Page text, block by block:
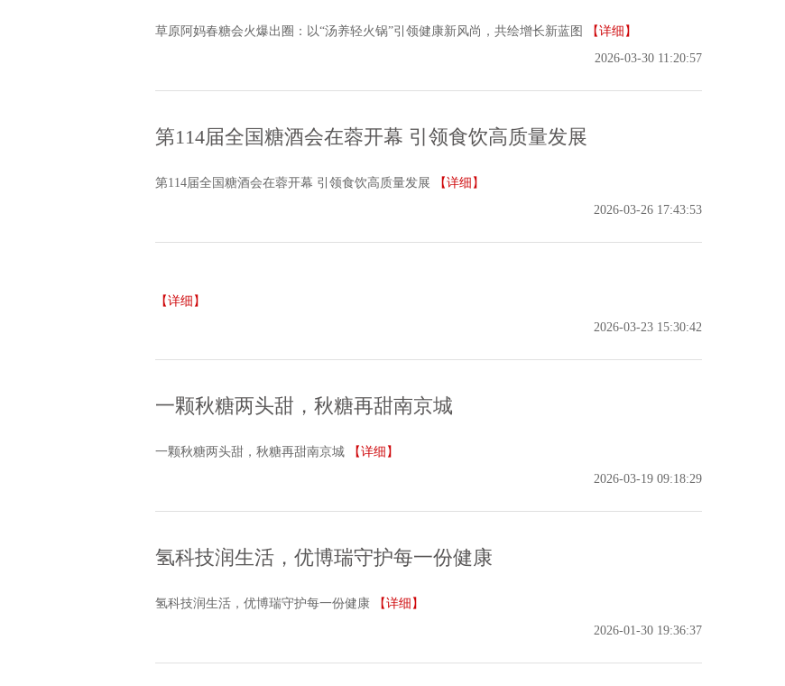
草原阿妈春糖会火爆出圈：以“汤养轻火锅”引领健康新风尚，共绘增长新蓝图
【详细】
2026-03-30 11:20:57
第114届全国糖酒会在蓉开幕 引领食饮高质量发展
第114届全国糖酒会在蓉开幕 引领食饮高质量发展
【详细】
2026-03-26 17:43:53
【详细】
2026-03-23 15:30:42
一颗秋糖两头甜，秋糖再甜南京城
一颗秋糖两头甜，秋糖再甜南京城
【详细】
2026-03-19 09:18:29
氢科技润生活，优博瑞守护每一份健康
氢科技润生活，优博瑞守护每一份健康
【详细】
2026-01-30 19:36:37